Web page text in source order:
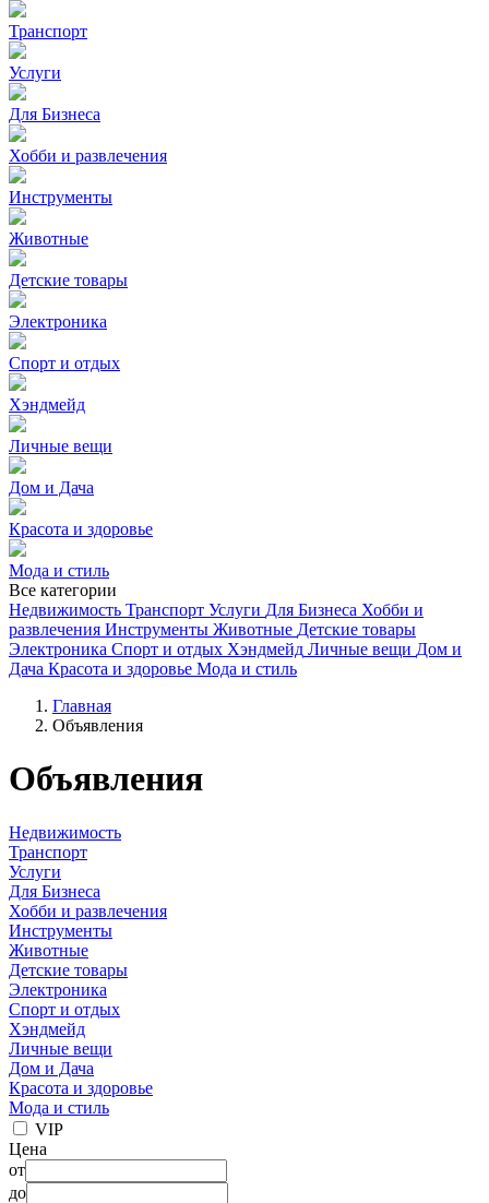
Транспорт
Услуги
Для Бизнеса
Хобби и развлечения
Инструменты
Животные
Детские товары
Электроника
Спорт и отдых
Хэндмейд
Личные вещи
Дом и Дача
Красота и здоровье
Мода и стиль
Все категории
Недвижимость Транспорт Услуги Для Бизнеса Хобби и
развлечения Инструменты Животные Детские товары
Электроника Спорт и отдых Хэндмейд Личные вещи Дом и
Дача Красота и здоровье Мода и стиль
Главная
Объявления
Объявления
Недвижимость
Транспорт
Услуги
Для Бизнеса
Хобби и развлечения
Инструменты
Животные
Детские товары
Электроника
Спорт и отдых
Хэндмейд
Личные вещи
Дом и Дача
Красота и здоровье
Мода и стиль
VIP
Цена
от
до